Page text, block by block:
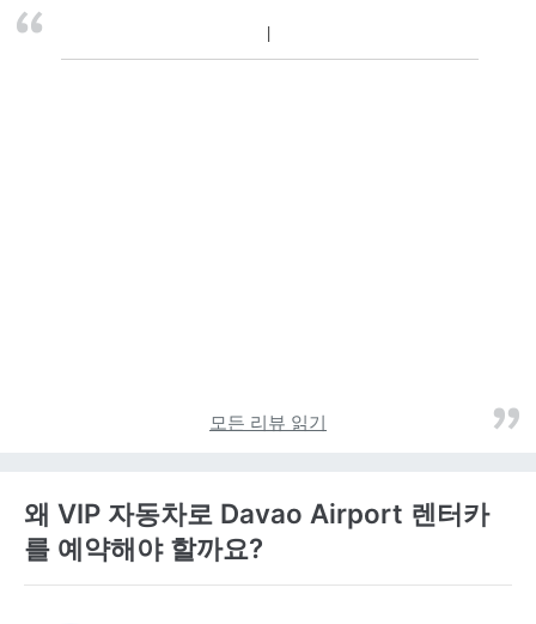
모든 리뷰 읽기
왜 VIP 자동차로 Davao Airport 렌터카
를 예약해야 할까요?